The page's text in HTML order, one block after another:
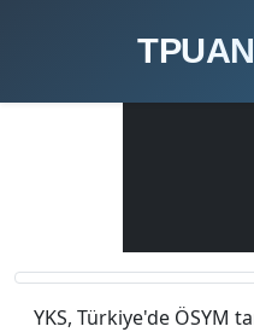
TPUAN
YKS, Türkiye'de ÖSYM